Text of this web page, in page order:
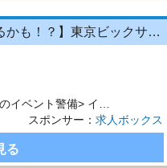
イベント警備／【有名人に会えるかも！？】東京ビックサイトでイベント警備・日勤◆履歴書不要／日払いOK／祝い金5万円
スポンサー： 求人ボックス
る